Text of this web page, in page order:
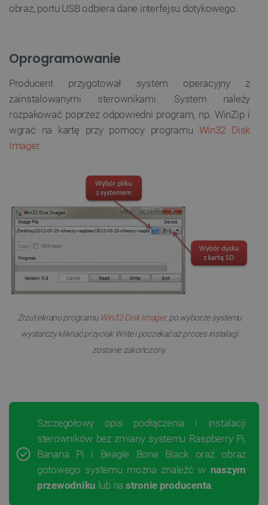
obraz, portu USB odbiera dane interfejsu dotykowego.
Oprogramowanie
Producent przygotował system operacyjny z
zainstalowanymi sterownikami. System należy
rozpakować poprzez odpowiedni program, np. WinZip i
wgrać na kartę przy pomocy programu Win32 Disk
Imager.
Zrzut ekranu programu Win32 Disk Imager, po wyborze systemu
wystarczy kliknać przycisk Write i poczekać aż proces instalacji
zostanie zakończony.
Szczegółowy opis podłączenia i instalacji
sterowników bez zmiany systemu Raspberry Pi,
Banana Pi i Beagle Bone Black oraz obraz
gotowego systemu można znaleźć w naszym
przewodniku lub na stronie producenta